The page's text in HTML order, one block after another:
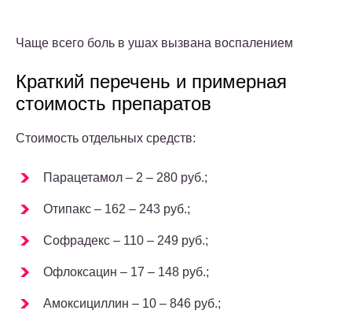
Чаще всего боль в ушах вызвана воспалением
Краткий перечень и примерная
стоимость препаратов
Стоимость отдельных средств:
Парацетамол – 2 – 280 руб.;
Отипакс – 162 – 243 руб.;
Софрадекс – 110 – 249 руб.;
Офлоксацин – 17 – 148 руб.;
Амоксициллин – 10 – 846 руб.;